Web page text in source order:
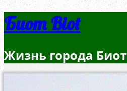
Биот Biot
Жизнь города Биот